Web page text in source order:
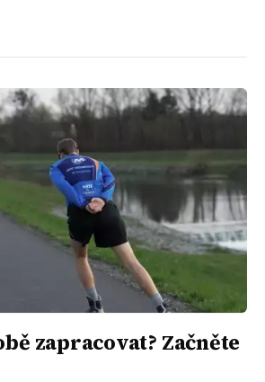
zapracovat? Začněte